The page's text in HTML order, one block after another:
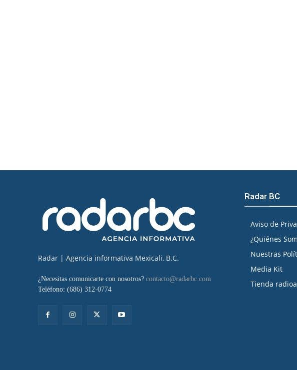
Radar | Agencia informativa Mexicali, B.C.
¿Necesitas comunicarte con nosotros? contacto@radarbc.com
Teléfono: (686) 312-0774
Radar BC
Aviso de
¿Quiénes
Nuestras
Media Kit
Tienda